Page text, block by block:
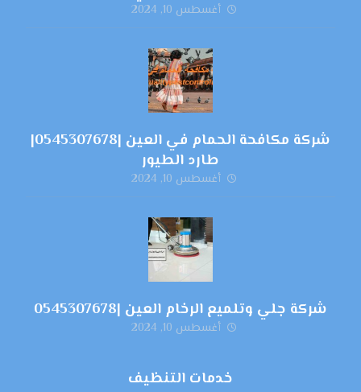
أغسطس 10, 2024
شركة مكافحة الحمام في العين |0545307678|
طارد الطيور
أغسطس 10, 2024
شركة جلي وتلميع الرخام العين |0545307678
أغسطس 10, 2024
خدمات التنظيف